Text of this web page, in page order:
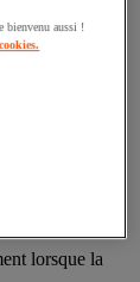
-
lorsque la
bienvenu aussi !